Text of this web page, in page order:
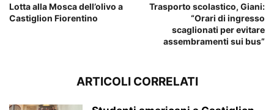
Lotta alla Mosca dell’olivo a
Castiglion Fiorentino
Trasporto scolastico, Giani:
“Orari di ingresso
scaglionati per evitare
assembramenti sui bus”
ARTICOLI CORRELATI